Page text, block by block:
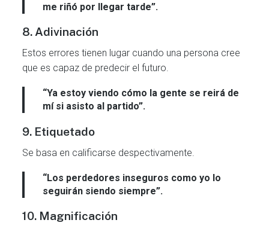
me riñó por llegar tarde”.
8. Adivinación
Estos errores tienen lugar cuando una persona cree
que es capaz de predecir el futuro.
“Ya estoy viendo cómo la gente se reirá de
mí si asisto al partido”.
9. Etiquetado
Se basa en calificarse despectivamente.
“Los perdedores inseguros como yo lo
seguirán siendo siempre”.
10. Magnificación